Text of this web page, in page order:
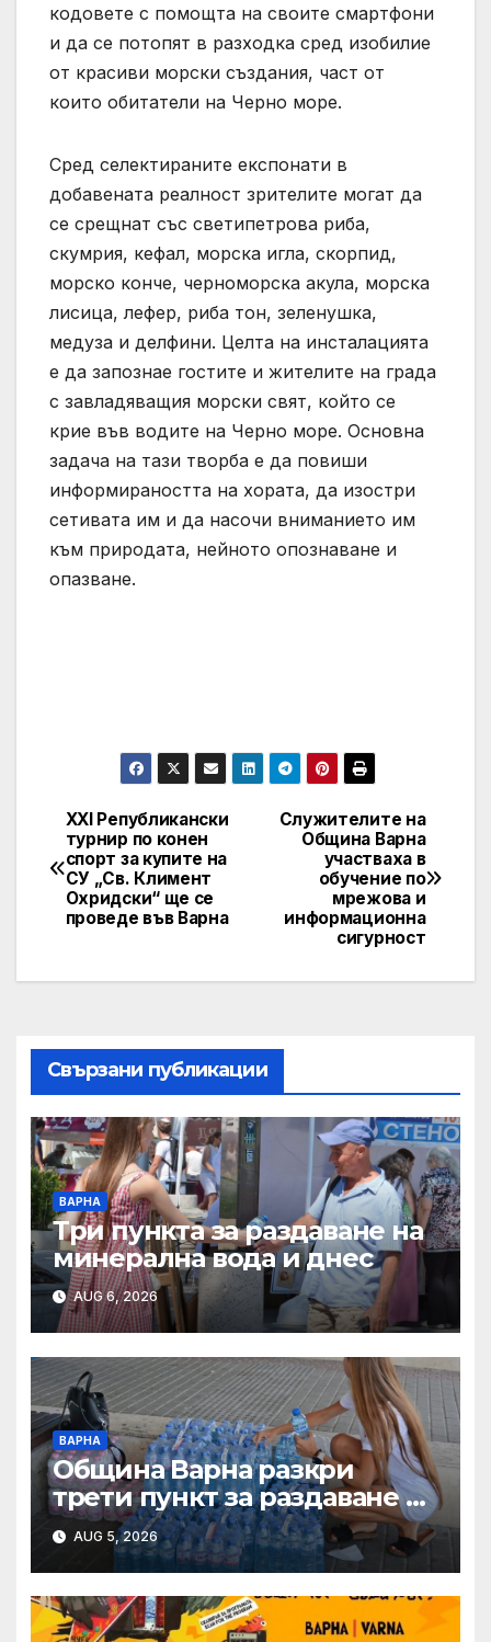
кодовете с помощта на своите смартфони
и да се потопят в разходка сред изобилие
от красиви морски създания, част от
които обитатели на Черно море.
Сред селектираните експонати в
добавената реалност зрителите могат да
се срещнат със светипетрова риба,
скумрия, кефал, морска игла, скорпид,
морско конче, черноморска акула, морска
лисица, лефер, риба тон, зеленушка,
медуза и делфини. Целта на инсталацията
е да запознае гостите и жителите на града
с завладяващия морски свят, който се
крие във водите на Черно море. Основна
задача на тази творба е да повиши
информираността на хората, да изостри
сетивата им и да насочи вниманието им
към природата, нейното опознаване и
опазване.
Post
navigation
Служителите на
Община Варна
участваха в
обучение по
мрежова и
информационна
сигурност
XXI Републикански
турнир по конен
спорт за купите на
СУ „Св. Климент
Охридски“ ще се
проведе във Варна
Свързани публикации
ВАРНА
Три пункта за раздаване на
минерална вода и днес
AUG 6, 2026
ВАРНА
Община Варна разкри
трети пункт за раздаване на
минерална вода
AUG 5, 2026